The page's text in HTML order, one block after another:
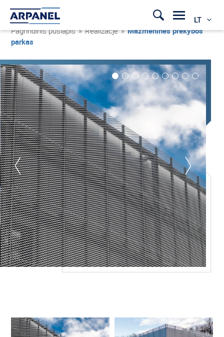
LT
Pagrindinis puslapis » Realizacje »Mažmeninės prekybos
parkas